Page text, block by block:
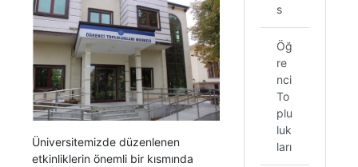
Üniversitemizde düzenlenen
etkinliklerin önemli bir kısmında
s
Öğ
re
nci
To
plu
luk
ları